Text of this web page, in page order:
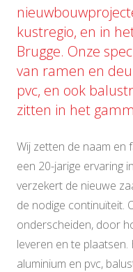
kustregio, en in
Brugge. Onze
van ramen en
pvc, en ook
zitten in het
Wij zetten de naam en
een 20-jarige ervaring
verzekert de nieuwe
de nodige continuïteit.
onderscheiden, door
leveren en te plaatsen.
aluminium en pvc,